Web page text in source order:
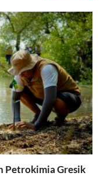
Petrokimia Gresik